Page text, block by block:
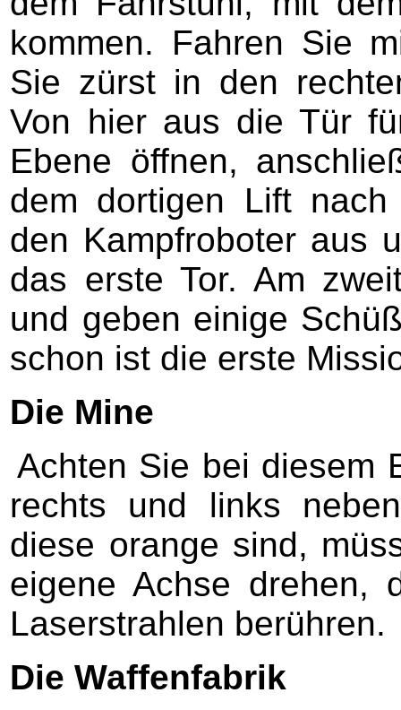
kommen. Fahren Sie
Sie zürst in den
Von hier aus die Tür
Ebene öffnen,
dem dortigen Lift
den Kampfroboter aus
das erste Tor. Am
und geben einige
schon ist die erste
Die Mine
Achten Sie bei diesem
rechts und links
diese orange sind,
eigene Achse drehen,
Laserstrahlen berühren.
Die Waffenfabrik